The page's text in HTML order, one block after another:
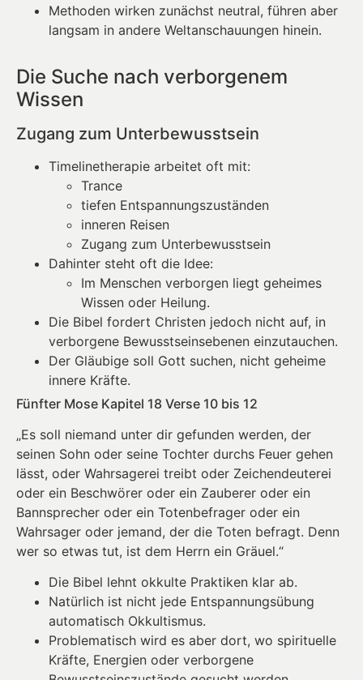
Methoden wirken zunächst neutral, führen aber
langsam in andere Weltanschauungen hinein.
Die Suche nach verborgenem
Wissen
Zugang zum Unterbewusstsein
Timelinetherapie arbeitet oft mit:
Trance
tiefen Entspannungszuständen
inneren Reisen
Zugang zum Unterbewusstsein
Dahinter steht oft die Idee:
Im Menschen verborgen liegt geheimes
Wissen oder Heilung.
Die Bibel fordert Christen jedoch nicht auf, in
verborgene Bewusstseinsebenen einzutauchen.
Der Gläubige soll Gott suchen, nicht geheime
innere Kräfte.
Fünfter Mose Kapitel 18 Verse 10 bis 12
„Es soll niemand unter dir gefunden werden, der
seinen Sohn oder seine Tochter durchs Feuer gehen
lässt, oder Wahrsagerei treibt oder Zeichendeuterei
oder ein Beschwörer oder ein Zauberer oder ein
Bannsprecher oder ein Totenbefrager oder ein
Wahrsager oder jemand, der die Toten befragt. Denn
wer so etwas tut, ist dem Herrn ein Gräuel.“
Die Bibel lehnt okkulte Praktiken klar ab.
Natürlich ist nicht jede Entspannungsübung
automatisch Okkultismus.
Problematisch wird es aber dort, wo spirituelle
Kräfte, Energien oder verborgene